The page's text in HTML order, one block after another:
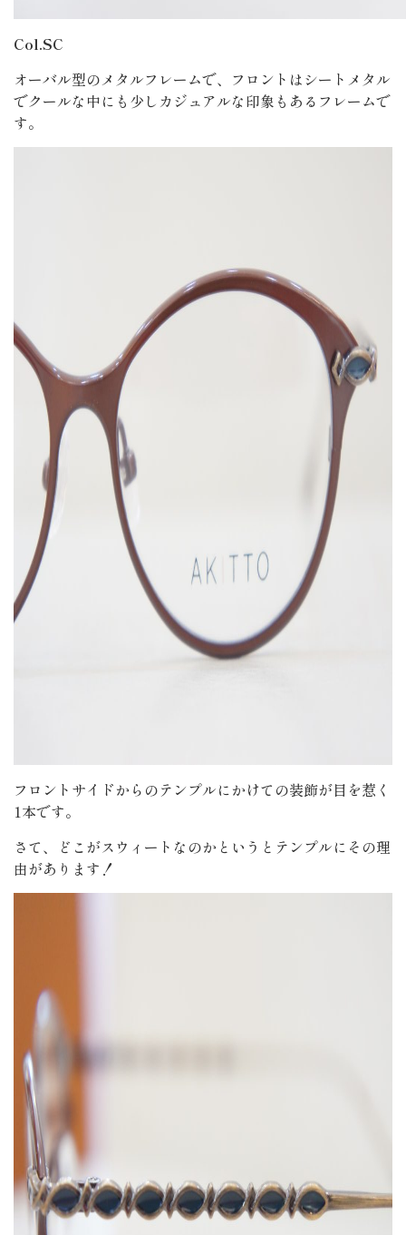
Col.SC
オーバル型のメタルフレームで、フロントはシートメタル
でクールな中にも少しカジュアルな印象もあるフレームで
す。
フロントサイドからのテンプルにかけての装飾が目を惹く
1本です。
さて、どこがスウィートなのかというとテンプルにその理
由があります！